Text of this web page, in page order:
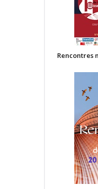
Rencontres